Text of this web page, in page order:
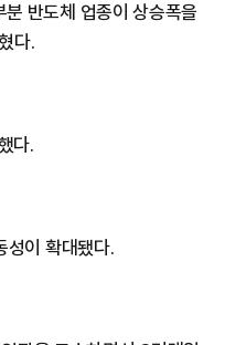
반도체 업종이 상승폭을
다.
다.
이 확대됐다.